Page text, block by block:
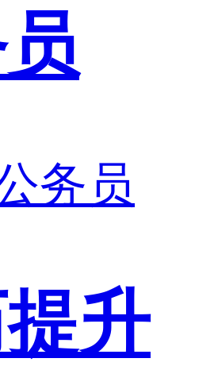
务员
升